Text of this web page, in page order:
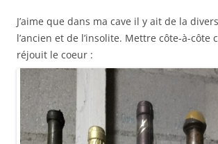
J’aime que dans ma cave il y ait de la
l’ancien et de l’insolite. Mettre côte-à-côte
réjouit le coeur :